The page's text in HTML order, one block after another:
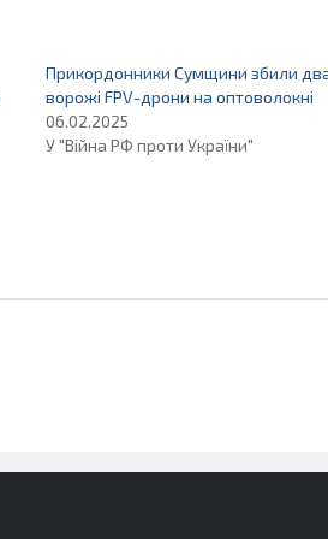
Прикордонники Сумщини збили
ворожі FPV-дрони на оптоволокні
06.02.2025
У "Війна РФ проти України"